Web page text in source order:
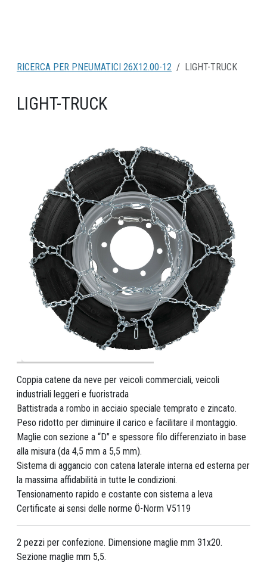
RICERCA PER PNEUMATICI 26X12.00-12 LIGHT-TRUCK
LIGHT-TRUCK
Coppia catene da neve per veicoli commerciali, veicoli
industriali leggeri e fuoristrada
Battistrada a rombo in acciaio speciale temprato e zincato.
Peso ridotto per diminuire il carico e facilitare il montaggio.
Maglie con sezione a “D” e spessore filo differenziato in base
alla misura (da 4,5 mm a 5,5 mm).
Sistema di aggancio con catena laterale interna ed esterna per
la massima affidabilità in tutte le condizioni.
Tensionamento rapido e costante con sistema a leva
Certificate ai sensi delle norme Ö-Norm V5119
2 pezzi per confezione. Dimensione maglie mm 31x20.
Sezione maglie mm 5,5.